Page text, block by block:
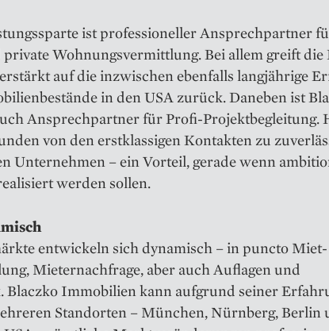
ist professioneller Ansprechpartner
private Wohnungsvermittlung. Bei allem greift die
auf die inzwischen ebenfalls langjährige
in den USA zurück. Daneben ist
Ansprechpartner für Profi-Projektbegleitung.
von den erstklassigen Kontakten zu
Unternehmen – ein Vorteil, gerade wenn
werden sollen.
entwickeln sich dynamisch – in puncto
Mieternachfrage, aber auch Auflagen und
Blaczko Immobilien kann aufgrund seiner
Standorten – München, Nürnberg, Berlin